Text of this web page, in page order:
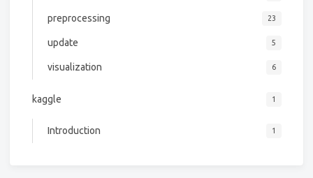
preprocessing 23
update 5
visualization 6
kaggle 1
Introduction 1